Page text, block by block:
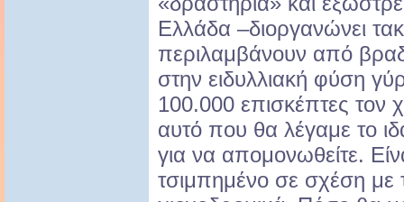
Ελλάδα –διοργανώνει
περιλαμβάνουν από
στην ειδυλλιακή φύση
100.000 επισκέπτες τον
αυτό που θα λέγαμε το
για να απομονωθείτε.
τσιμπημένο σε σχέση με